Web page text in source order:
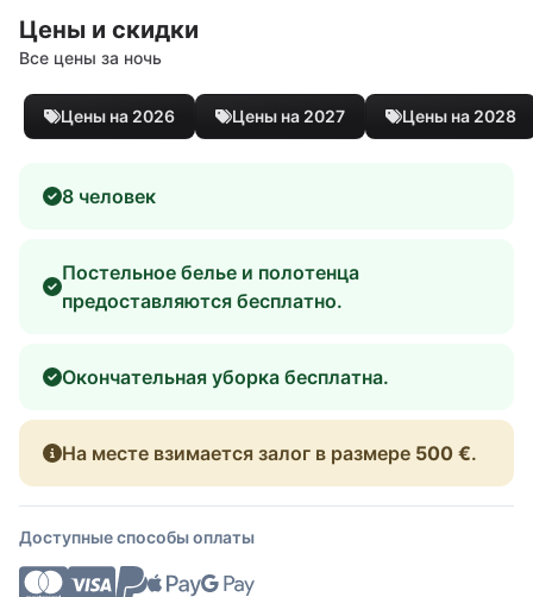
Цены и скидки
Все цены за ночь
Цены на 2026 Цены на 2027 Цены на 2028
8 человек
Постельное белье и полотенца
предоставляются бесплатно.
Окончательная уборка бесплатна.
На месте взимается залог в размере 500 €.
Доступные способы оплаты